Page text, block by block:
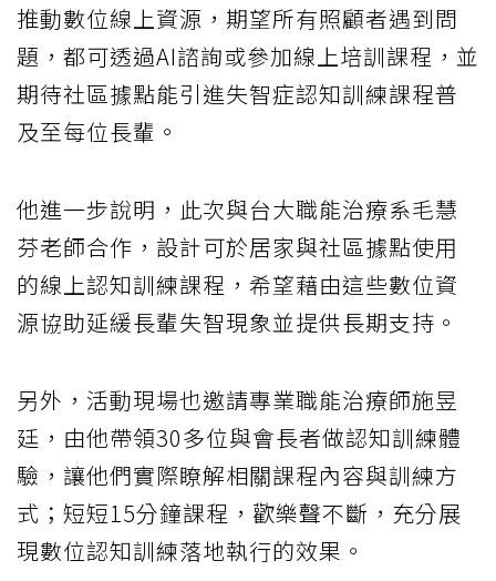
推動數位線上資源，期望所有照顧者遇到問
題，都可透過AI諮詢或參加線上培訓課程，並
期待社區據點能引進失智症認知訓練課程普
及至每位長輩。
他進一步說明，此次與台大職能治療系毛慧
芬老師合作，設計可於居家與社區據點使用
的線上認知訓練課程，希望藉由這些數位資
源協助延緩長輩失智現象並提供長期支持。
另外，活動現場也邀請專業職能治療師施昱
廷，由他帶領30多位與會長者做認知訓練體
驗，讓他們實際瞭解相關課程內容與訓練方
式；短短15分鐘課程，歡樂聲不斷，充分展
現數位認知訓練落地執行的效果。